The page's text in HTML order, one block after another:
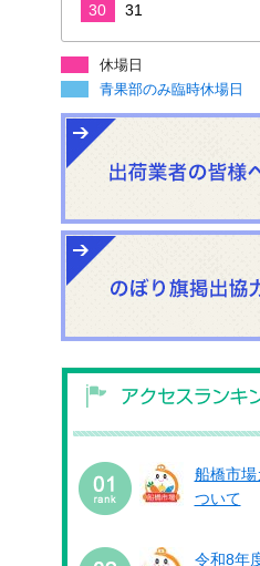
30
31
休場日
青果部のみ臨時休場日
船橋市
ついて
令和8年